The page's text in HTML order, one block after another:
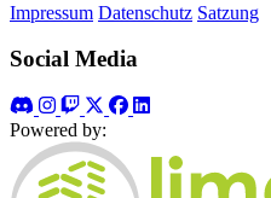
Impressum Datenschutz Satzung
Social Media
Powered by: